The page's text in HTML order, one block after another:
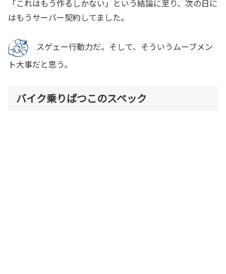
「これはもう作るしかない」という結論に至り、次の日に
はもうサーバー契約してました。
スゲェー行動力だ。そして、そういうムーブメン
ト大事だと思う。
バイク乗りぱつこのスペック